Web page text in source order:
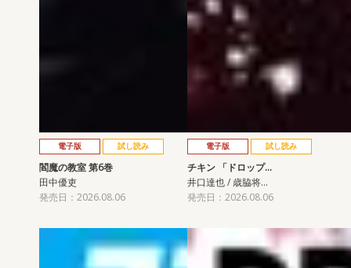
電子版 試し読み
閻魔の教室 第6巻
田中優吏
発売日：2026.08.06
電子版 試し読み
チキン 「ドロップ…
井口達也 / 歳脇将…
発売日：2026.08.06